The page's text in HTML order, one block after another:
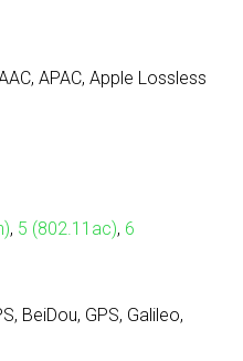
APAC, Apple Lossless
, 5 (802.11ac), 6
BeiDou, GPS, Galileo,